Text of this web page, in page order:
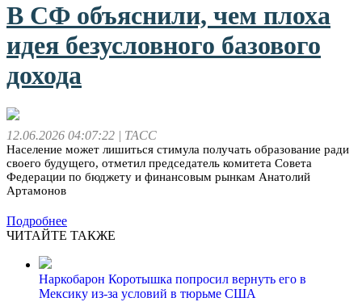
В СФ объяснили, чем плоха
идея безусловного базового
дохода
12.06.2026 04:07:22 | ТАСС
Население может лишиться стимула получать образование ради
своего будущего, отметил председатель комитета Совета
Федерации по бюджету и финансовым рынкам Анатолий
Артамонов
Подробнее
ЧИТАЙТЕ ТАКЖЕ
Наркобарон Коротышка попросил вернуть его в
Мексику из-за условий в тюрьме США